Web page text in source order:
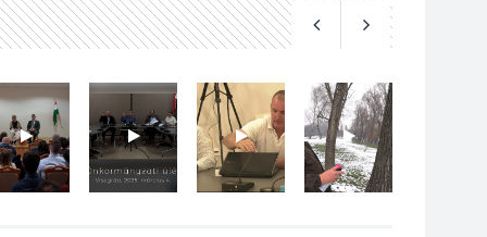
bekerülhet a WMO
2027-es naptárába